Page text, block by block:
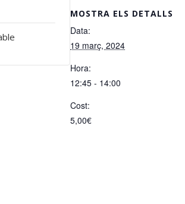
MOSTRA ELS DETALLS
Data:
19 març, 2024
Hora:
12:45 - 14:00
Cost:
5,00€